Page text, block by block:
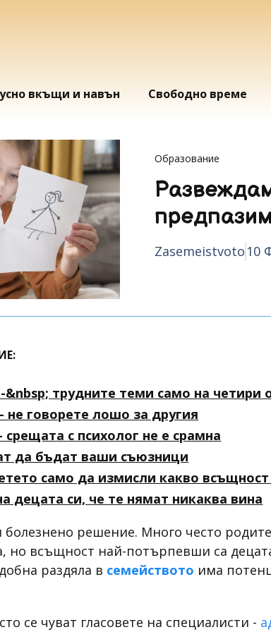
вкъщи и навън Свободно време
Образование
Zasemeistvoto 10
трудните теми само на четири
не говорете лошо за другия
с психолог не е срамнa
да бъдат ваши съюзници
само да измисли какво всъщност
децата си, че те нямат никаква вина
болезнено решение. Много често
но всъщност най-потърпевши са
раздяла в семейството има
се чуват гласовете на специалисти -